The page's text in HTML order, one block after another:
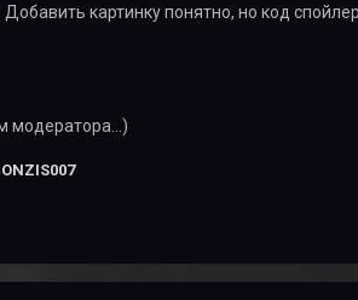
картинку понятно, но код
модератора...)